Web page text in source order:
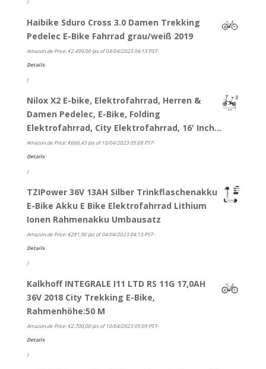
)
Haibike Sduro Cross 3.0 Damen Trekking
Pedelec E-Bike Fahrrad grau/weiß 2019
Amazon.de Price:€2.499,00(as of 04/04/2023 04:13 PST-
Details
)
Nilox X2 E-bike, Elektrofahrrad, Herren &
Damen Pedelec, E-Bike, Folding
Elektrofahrrad, City Elektrofahrrad, 16' Inch…
Amazon.de Price:€666,43(as of 10/04/2023 05:08 PST-
Details
)
TZIPower 36V 13AH Silber Trinkflaschenakku
E-Bike Akku E Bike Elektrofahrrad Lithium
Ionen Rahmenakku Umbausatz
Amazon.de Price:€281,90(as of 04/04/2023 04:13 PST-
Details
)
Kalkhoff INTEGRALE I11 LTD RS 11G 17,0AH
36V 2018 City Trekking E-Bike,
Rahmenhöhe:50 M
Amazon.de Price:€2.700,00(as of 10/04/2023 05:09 PST-
Details
)